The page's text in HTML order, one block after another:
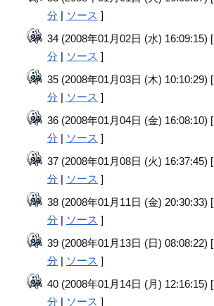
分 | ソース ]
34 (2008年01月02日 (水) 16:09:15) [
分 | ソース ]
35 (2008年01月03日 (木) 10:10:29) [
分 | ソース ]
36 (2008年01月04日 (金) 16:08:10) [
分 | ソース ]
37 (2008年01月08日 (火) 16:37:45) [
分 | ソース ]
38 (2008年01月11日 (金) 20:30:33) [
分 | ソース ]
39 (2008年01月13日 (日) 08:08:22) [
分 | ソース ]
40 (2008年01月14日 (月) 12:16:15) [
分 | ソース ]